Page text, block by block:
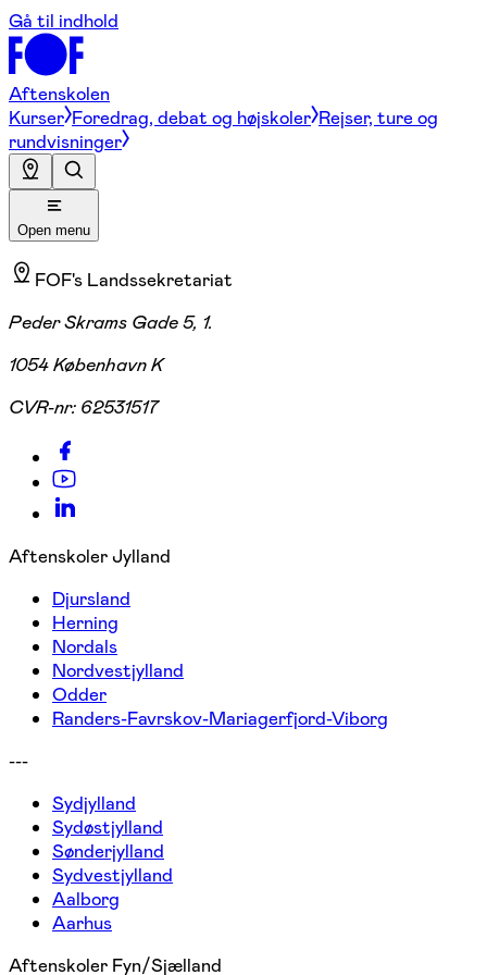
Gå til indhold
Aftenskolen
Kurser Foredrag, debat og højskoler Rejser, ture og
rundvisninger
Open menu
FOF's Landssekretariat
Peder Skrams Gade 5, 1.
1054 København K
CVR-nr: 62531517
Aftenskoler Jylland
Djursland
Herning
Nordals
Nordvestjylland
Odder
Randers-Favrskov-Mariagerfjord-Viborg
---
Sydjylland
Sydøstjylland
Sønderjylland
Sydvestjylland
Aalborg
Aarhus
Aftenskoler Fyn/Sjælland